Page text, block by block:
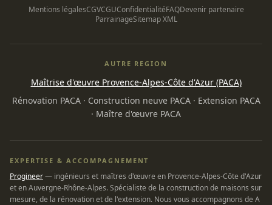
Mentions légalesCGVCGUConfidentialitéFAQDevenir partenaire
ParrainageSitemap XML
AUTRE REGION
Maîtrise d'œuvre Provence-Alpes-Côte d'Azur (PACA)
Rénovation PACA· Construction neuve PACA· Extension PACA
· Maître d'œuvre PACA
EXPERTISE & ACCOMPAGNEMENT
Progineer— ingénieurs et maîtres d'œuvre en Provence-Alpes-Côte d'Azur
et en Auvergne-Rhône-Alpes. Spécialiste de la construction de maisons sur
mesure, de la rénovation et de l'extension. Nous vous accompagnons de A